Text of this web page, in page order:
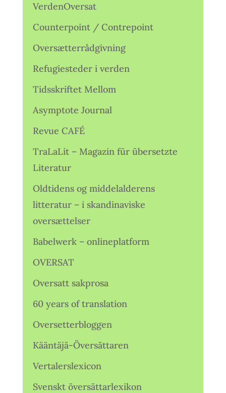
VerdenOversat
Counterpoint / Contrepoint
Oversætterrådgivning
Refugiesteder i verden
Tidsskriftet Mellom
Asymptote Journal
Revue CAFÉ
TraLaLit – Magazin für übersetzte
Literatur
Oldtidens og middelalderens
litteratur – i skandinaviske
oversættelser
Babelwerk – onlineplatform
OVERSAT
Oversatt sakprosa
60 years of translation
Oversetterbloggen
Kääntäjä-Översättaren
Vertalerslexicon
Svenskt översättarlexikon